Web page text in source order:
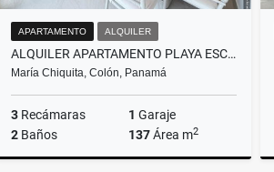
APARTAMENTO ALQUILER
ALQUILER APARTAMENTO PLAYA ESCONDIDA (CP)
María Chiquita, Colón, Panamá
3Recámaras 1 Garaje
2Baños 137Área m2